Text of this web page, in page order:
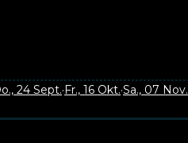
24 Sept.·Fr., 16 Okt.·Sa., 07 Nov.